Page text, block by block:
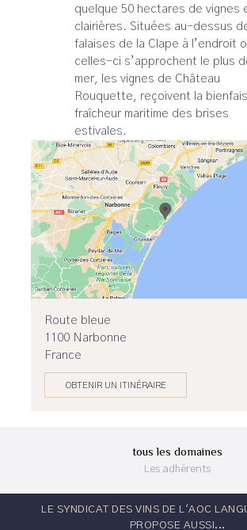
quelque 50 hectares de vignes
clairières. Situées au-dessus
falaises de la Clape à l’endroit
celles-ci s’approchent le plus
mer, les vignes de Château
Rouquette, reçoivent la
fraîcheur maritime des brises
estivales.
Route bleue
1100 Narbonne‎
France
OBTENIR UN ITINÉRAIRE
tous les domaines
Les adhérents
LE SYNDICAT DES VINS DE L'AOC
PROPOSE AUSSI...